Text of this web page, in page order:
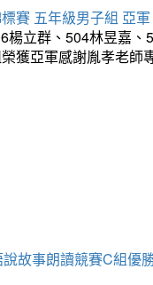
賽 五年級男子組 亞軍
立群、504林昱嘉
獲亞軍感謝胤孝老師
故事朗讀競賽C組優